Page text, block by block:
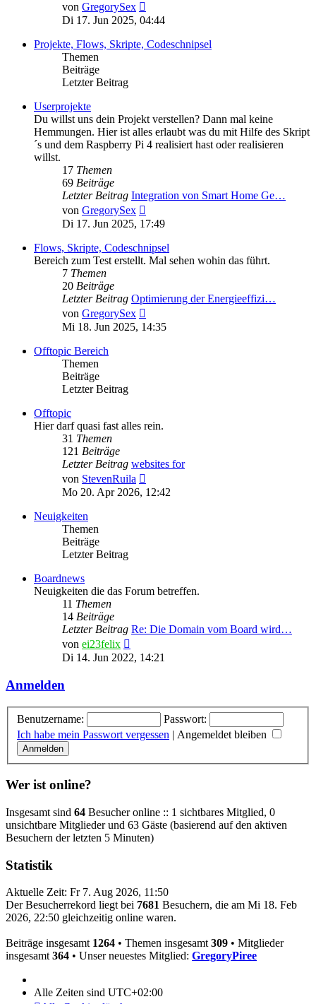
von GregorySex
Beitrag
Di 17. Jun 2025, 04:44
Projekte, Flows, Skripte, Codeschnipsel
Themen
Beiträge
Letzter Beitrag
Userprojekte
Du willst uns dein Projekt verstellen? Dann mal keine
Hemmungen. Hier ist alles erlaubt was du mit Hilfe des Skript
´s und dem Raspberry Pi 4 realisiert hast oder realisieren
willst.
17 Themen
69 Beiträge
Letzter Beitrag Integration von Smart Home Ge…
von GregorySex
Beitrag
Di 17. Jun 2025, 17:49
Flows, Skripte, Codeschnipsel
Bereich zum Test erstellt. Mal sehen wohin das führt.
7 Themen
20 Beiträge
Letzter Beitrag Optimierung der Energieeffizi…
von GregorySex
Beitrag
Mi 18. Jun 2025, 14:35
Offtopic Bereich
Themen
Beiträge
Letzter Beitrag
Offtopic
Hier darf quasi fast alles rein.
31 Themen
121 Beiträge
Letzter Beitrag websites for
von StevenRuila
Beitrag
Mo 20. Apr 2026, 12:42
Neuigkeiten
Themen
Beiträge
Letzter Beitrag
Boardnews
Neuigkeiten die das Forum betreffen.
11 Themen
14 Beiträge
Letzter Beitrag Re: Die Domain vom Board wird…
von ei23felix
Beitrag
Di 14. Jun 2022, 14:21
Anmelden
Benutzername:
Passwort:
Ich habe mein Passwort vergessen | Angemeldet bleiben
Wer ist online?
Insgesamt sind 64 Besucher online :: 1 sichtbares Mitglied, 0
unsichtbare Mitglieder und 63 Gäste (basierend auf den aktiven
Besuchern der letzten 5 Minuten)
Statistik
Aktuelle Zeit: Fr 7. Aug 2026, 11:50
Der Besucherrekord liegt bei 7681 Besuchern, die am Mi 18. Feb
2026, 22:50 gleichzeitig online waren.
Beiträge insgesamt 1264 • Themen insgesamt 309 • Mitglieder
insgesamt 364 • Unser neuestes Mitglied: GregoryPiree
Alle Zeiten sind UTC+02:00